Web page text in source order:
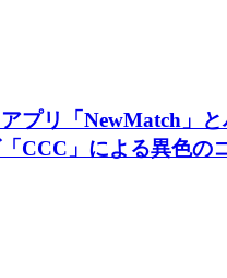
プリ「NewMatch」と
CCC」による異色の